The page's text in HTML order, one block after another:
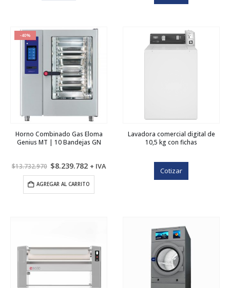
-40%
Horno Combinado Gas Eloma
Genius MT | 10 Bandejas GN
$13.732.970 El
precio
original
era:
$13.732.970.
$8.239.782El
actual
es:
$8.239.782.
+ IVA
AGREGAR AL CARRITO
Lavadora comercial digital de
10,5 kg con fichas
Cotizar